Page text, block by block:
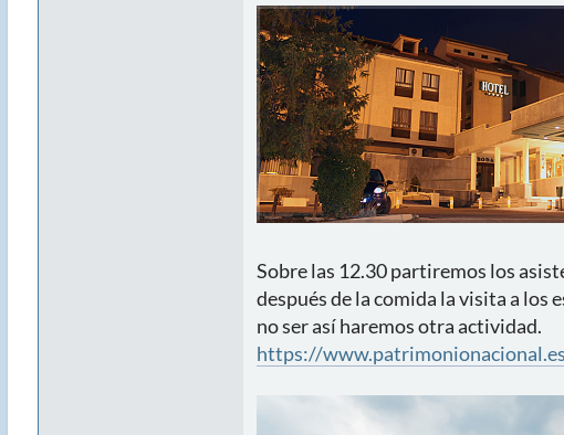
Sobre las 12.30 partiremos los
después de la comida la visita a
no ser así haremos otra actividad.
https://